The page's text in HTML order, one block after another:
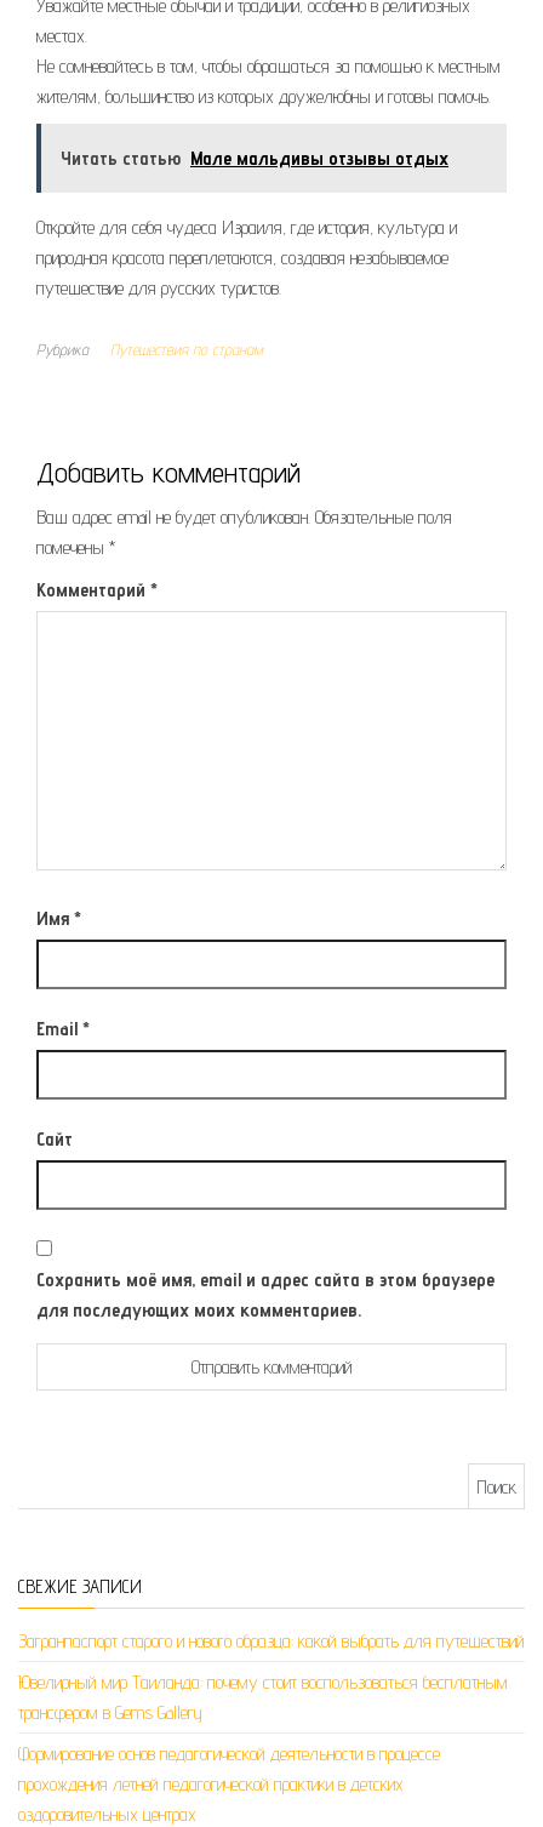
Уважайте местные обычаи и традиции, особенно в религиозных
местах.
Не сомневайтесь в том, чтобы обращаться за помощью к местным
жителям, большинство из которых дружелюбны и готовы помочь.
Читать статью Мале мальдивы отзывы отдых
Откройте для себя чудеса Израиля, где история, культура и
природная красота переплетаются, создавая незабываемое
путешествие для русских туристов.
Рубрика Путешествия по странам
Добавить комментарий
Ваш адрес email не будет опубликован. Обязательные поля
помечены *
Комментарий *
Имя *
Email *
Сайт
Сохранить моё имя, email и адрес сайта в этом браузере
для последующих моих комментариев.
СВЕЖИЕ ЗАПИСИ
Загранпаспорт старого и нового образца: какой выбрать для путешествий
Ювелирный мир Таиланда: почему стоит воспользоваться бесплатным
трансфером в Gems Gallery
Формирование основ педагогической деятельности в процессе
прохождения летней педагогической практики в детских
оздоровительных центрах